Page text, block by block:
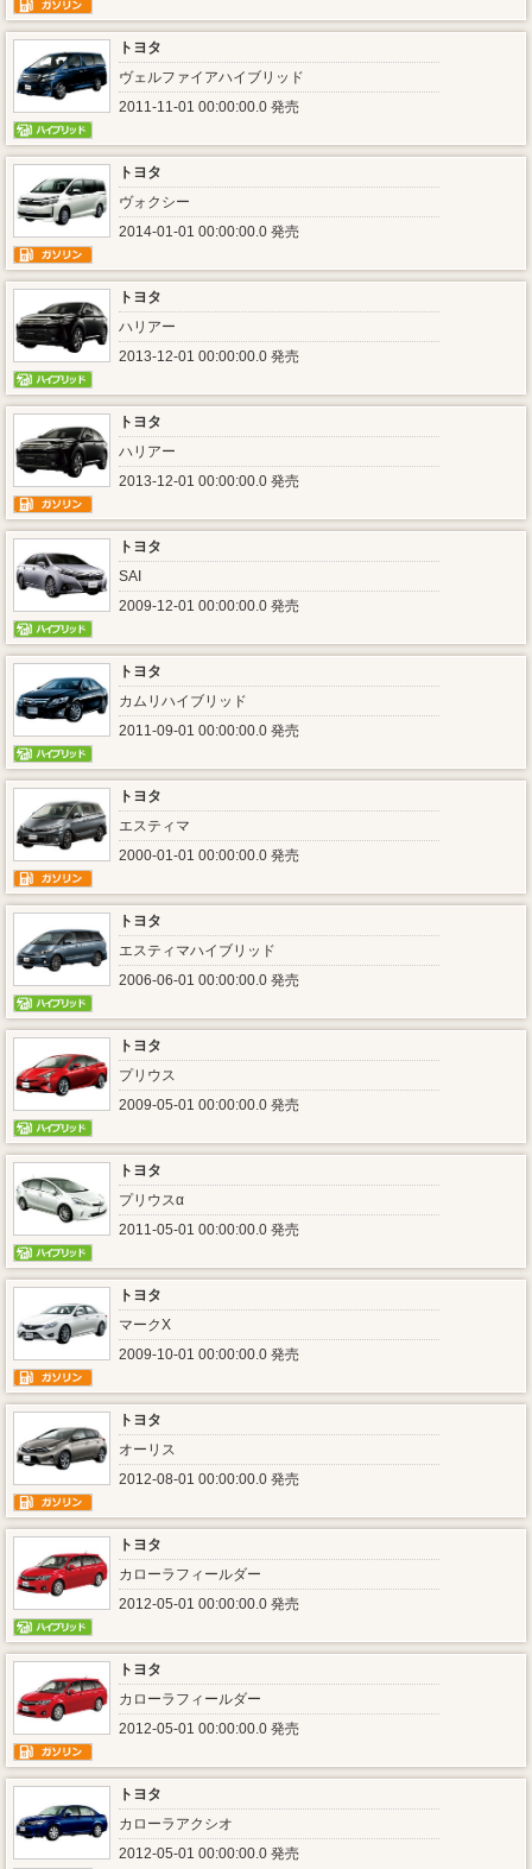
トヨタ
ヴェルファイアハイブリッド
2011-11-01 00:00:00.0 発売
トヨタ
ヴォクシー
2014-01-01 00:00:00.0 発売
トヨタ
ハリアー
2013-12-01 00:00:00.0 発売
トヨタ
ハリアー
2013-12-01 00:00:00.0 発売
トヨタ
SAI
2009-12-01 00:00:00.0 発売
トヨタ
カムリハイブリッド
2011-09-01 00:00:00.0 発売
トヨタ
エスティマ
2000-01-01 00:00:00.0 発売
トヨタ
エスティマハイブリッド
2006-06-01 00:00:00.0 発売
トヨタ
プリウス
2009-05-01 00:00:00.0 発売
トヨタ
プリウスα
2011-05-01 00:00:00.0 発売
トヨタ
マークX
2009-10-01 00:00:00.0 発売
トヨタ
オーリス
2012-08-01 00:00:00.0 発売
トヨタ
カローラフィールダー
2012-05-01 00:00:00.0 発売
トヨタ
カローラフィールダー
2012-05-01 00:00:00.0 発売
トヨタ
カローラアクシオ
2012-05-01 00:00:00.0 発売